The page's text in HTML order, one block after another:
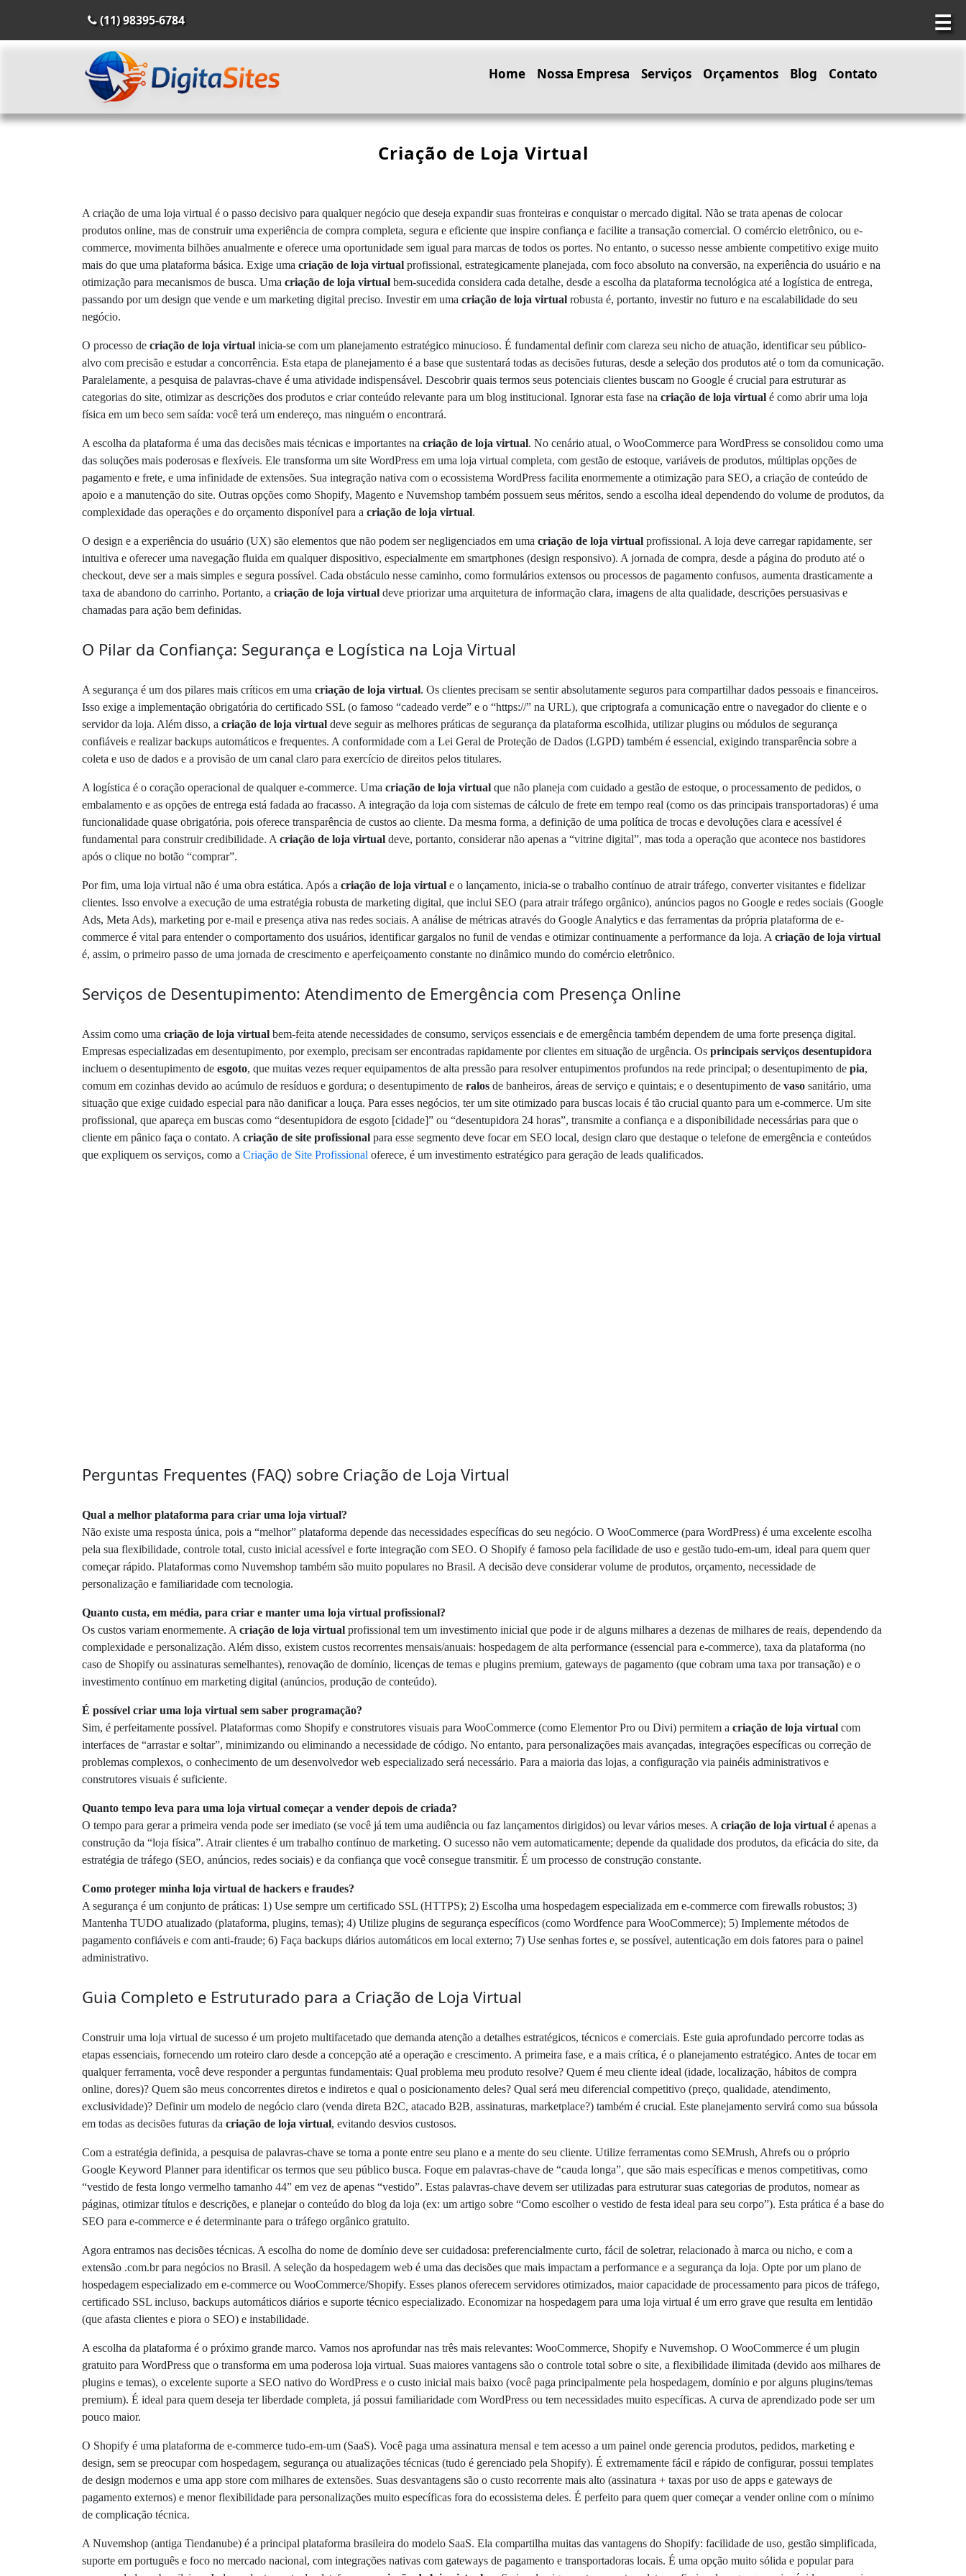
☰
(11) 98395-6784
Home Nossa Empresa Serviços Orçamentos Blog Contato
Criação de Loja Virtual
A criação de uma loja virtual é o passo decisivo para qualquer negócio que deseja expandir suas fronteiras e conquistar o mercado digital. Não se trata apenas de colocar
produtos online, mas de construir uma experiência de compra completa, segura e eficiente que inspire confiança e facilite a transação comercial. O comércio eletrônico, ou e-
commerce, movimenta bilhões anualmente e oferece uma oportunidade sem igual para marcas de todos os portes. No entanto, o sucesso nesse ambiente competitivo exige muito
mais do que uma plataforma básica. Exige uma criação de loja virtual profissional, estrategicamente planejada, com foco absoluto na conversão, na experiência do usuário e na
otimização para mecanismos de busca. Uma criação de loja virtual bem-sucedida considera cada detalhe, desde a escolha da plataforma tecnológica até a logística de entrega,
passando por um design que vende e um marketing digital preciso. Investir em uma criação de loja virtual robusta é, portanto, investir no futuro e na escalabilidade do seu
negócio.
O processo de criação de loja virtual inicia-se com um planejamento estratégico minucioso. É fundamental definir com clareza seu nicho de atuação, identificar seu público-
alvo com precisão e estudar a concorrência. Esta etapa de planejamento é a base que sustentará todas as decisões futuras, desde a seleção dos produtos até o tom da comunicação.
Paralelamente, a pesquisa de palavras-chave é uma atividade indispensável. Descobrir quais termos seus potenciais clientes buscam no Google é crucial para estruturar as
categorias do site, otimizar as descrições dos produtos e criar conteúdo relevante para um blog institucional. Ignorar esta fase na criação de loja virtual é como abrir uma loja
física em um beco sem saída: você terá um endereço, mas ninguém o encontrará.
A escolha da plataforma é uma das decisões mais técnicas e importantes na criação de loja virtual. No cenário atual, o WooCommerce para WordPress se consolidou como uma
das soluções mais poderosas e flexíveis. Ele transforma um site WordPress em uma loja virtual completa, com gestão de estoque, variáveis de produtos, múltiplas opções de
pagamento e frete, e uma infinidade de extensões. Sua integração nativa com o ecossistema WordPress facilita enormemente a otimização para SEO, a criação de conteúdo de
apoio e a manutenção do site. Outras opções como Shopify, Magento e Nuvemshop também possuem seus méritos, sendo a escolha ideal dependendo do volume de produtos, da
complexidade das operações e do orçamento disponível para a criação de loja virtual.
O design e a experiência do usuário (UX) são elementos que não podem ser negligenciados em uma criação de loja virtual profissional. A loja deve carregar rapidamente, ser
intuitiva e oferecer uma navegação fluida em qualquer dispositivo, especialmente em smartphones (design responsivo). A jornada de compra, desde a página do produto até o
checkout, deve ser a mais simples e segura possível. Cada obstáculo nesse caminho, como formulários extensos ou processos de pagamento confusos, aumenta drasticamente a
taxa de abandono do carrinho. Portanto, a criação de loja virtual deve priorizar uma arquitetura de informação clara, imagens de alta qualidade, descrições persuasivas e
chamadas para ação bem definidas.
O Pilar da Confiança: Segurança e Logística na Loja Virtual
A segurança é um dos pilares mais críticos em uma criação de loja virtual. Os clientes precisam se sentir absolutamente seguros para compartilhar dados pessoais e financeiros.
Isso exige a implementação obrigatória do certificado SSL (o famoso “cadeado verde” e o “https://” na URL), que criptografa a comunicação entre o navegador do cliente e o
servidor da loja. Além disso, a criação de loja virtual deve seguir as melhores práticas de segurança da plataforma escolhida, utilizar plugins ou módulos de segurança
confiáveis e realizar backups automáticos e frequentes. A conformidade com a Lei Geral de Proteção de Dados (LGPD) também é essencial, exigindo transparência sobre a
coleta e uso de dados e a provisão de um canal claro para exercício de direitos pelos titulares.
A logística é o coração operacional de qualquer e-commerce. Uma criação de loja virtual que não planeja com cuidado a gestão de estoque, o processamento de pedidos, o
embalamento e as opções de entrega está fadada ao fracasso. A integração da loja com sistemas de cálculo de frete em tempo real (como os das principais transportadoras) é uma
funcionalidade quase obrigatória, pois oferece transparência de custos ao cliente. Da mesma forma, a definição de uma política de trocas e devoluções clara e acessível é
fundamental para construir credibilidade. A criação de loja virtual deve, portanto, considerar não apenas a “vitrine digital”, mas toda a operação que acontece nos bastidores
após o clique no botão “comprar”.
Por fim, uma loja virtual não é uma obra estática. Após a criação de loja virtual e o lançamento, inicia-se o trabalho contínuo de atrair tráfego, converter visitantes e fidelizar
clientes. Isso envolve a execução de uma estratégia robusta de marketing digital, que inclui SEO (para atrair tráfego orgânico), anúncios pagos no Google e redes sociais (Google
Ads, Meta Ads), marketing por e-mail e presença ativa nas redes sociais. A análise de métricas através do Google Analytics e das ferramentas da própria plataforma de e-
commerce é vital para entender o comportamento dos usuários, identificar gargalos no funil de vendas e otimizar continuamente a performance da loja. A criação de loja virtual
é, assim, o primeiro passo de uma jornada de crescimento e aperfeiçoamento constante no dinâmico mundo do comércio eletrônico.
Serviços de Desentupimento: Atendimento de Emergência com Presença Online
Assim como uma criação de loja virtual bem-feita atende necessidades de consumo, serviços essenciais e de emergência também dependem de uma forte presença digital.
Empresas especializadas em desentupimento, por exemplo, precisam ser encontradas rapidamente por clientes em situação de urgência. Os principais serviços desentupidora
incluem o desentupimento de esgoto, que muitas vezes requer equipamentos de alta pressão para resolver entupimentos profundos na rede principal; o desentupimento de pia,
comum em cozinhas devido ao acúmulo de resíduos e gordura; o desentupimento de ralos de banheiros, áreas de serviço e quintais; e o desentupimento de vaso sanitário, uma
situação que exige cuidado especial para não danificar a louça. Para esses negócios, ter um site otimizado para buscas locais é tão crucial quanto para um e-commerce. Um site
profissional, que apareça em buscas como “desentupidora de esgoto [cidade]” ou “desentupidora 24 horas”, transmite a confiança e a disponibilidade necessárias para que o
cliente em pânico faça o contato. A criação de site profissional para esse segmento deve focar em SEO local, design claro que destaque o telefone de emergência e conteúdos
que expliquem os serviços, como a Criação de Site Profissional oferece, é um investimento estratégico para geração de leads qualificados.
Perguntas Frequentes (FAQ) sobre Criação de Loja Virtual
Qual a melhor plataforma para criar uma loja virtual?
Não existe uma resposta única, pois a “melhor” plataforma depende das necessidades específicas do seu negócio. O WooCommerce (para WordPress) é uma excelente escolha
pela sua flexibilidade, controle total, custo inicial acessível e forte integração com SEO. O Shopify é famoso pela facilidade de uso e gestão tudo-em-um, ideal para quem quer
começar rápido. Plataformas como Nuvemshop também são muito populares no Brasil. A decisão deve considerar volume de produtos, orçamento, necessidade de
personalização e familiaridade com tecnologia.
Quanto custa, em média, para criar e manter uma loja virtual profissional?
Os custos variam enormemente. A criação de loja virtual profissional tem um investimento inicial que pode ir de alguns milhares a dezenas de milhares de reais, dependendo da
complexidade e personalização. Além disso, existem custos recorrentes mensais/anuais: hospedagem de alta performance (essencial para e-commerce), taxa da plataforma (no
caso de Shopify ou assinaturas semelhantes), renovação de domínio, licenças de temas e plugins premium, gateways de pagamento (que cobram uma taxa por transação) e o
investimento contínuo em marketing digital (anúncios, produção de conteúdo).
É possível criar uma loja virtual sem saber programação?
Sim, é perfeitamente possível. Plataformas como Shopify e construtores visuais para WooCommerce (como Elementor Pro ou Divi) permitem a criação de loja virtual com
interfaces de “arrastar e soltar”, minimizando ou eliminando a necessidade de código. No entanto, para personalizações mais avançadas, integrações específicas ou correção de
problemas complexos, o conhecimento de um desenvolvedor web especializado será necessário. Para a maioria das lojas, a configuração via painéis administrativos e
construtores visuais é suficiente.
Quanto tempo leva para uma loja virtual começar a vender depois de criada?
O tempo para gerar a primeira venda pode ser imediato (se você já tem uma audiência ou faz lançamentos dirigidos) ou levar vários meses. A criação de loja virtual é apenas a
construção da “loja física”. Atrair clientes é um trabalho contínuo de marketing. O sucesso não vem automaticamente; depende da qualidade dos produtos, da eficácia do site, da
estratégia de tráfego (SEO, anúncios, redes sociais) e da confiança que você consegue transmitir. É um processo de construção constante.
Como proteger minha loja virtual de hackers e fraudes?
A segurança é um conjunto de práticas: 1) Use sempre um certificado SSL (HTTPS); 2) Escolha uma hospedagem especializada em e-commerce com firewalls robustos; 3)
Mantenha TUDO atualizado (plataforma, plugins, temas); 4) Utilize plugins de segurança específicos (como Wordfence para WooCommerce); 5) Implemente métodos de
pagamento confiáveis e com anti-fraude; 6) Faça backups diários automáticos em local externo; 7) Use senhas fortes e, se possível, autenticação em dois fatores para o painel
administrativo.
Guia Completo e Estruturado para a Criação de Loja Virtual
Construir uma loja virtual de sucesso é um projeto multifacetado que demanda atenção a detalhes estratégicos, técnicos e comerciais. Este guia aprofundado percorre todas as
etapas essenciais, fornecendo um roteiro claro desde a concepção até a operação e crescimento. A primeira fase, e a mais crítica, é o planejamento estratégico. Antes de tocar em
qualquer ferramenta, você deve responder a perguntas fundamentais: Qual problema meu produto resolve? Quem é meu cliente ideal (idade, localização, hábitos de compra
online, dores)? Quem são meus concorrentes diretos e indiretos e qual o posicionamento deles? Qual será meu diferencial competitivo (preço, qualidade, atendimento,
exclusividade)? Definir um modelo de negócio claro (venda direta B2C, atacado B2B, assinaturas, marketplace?) também é crucial. Este planejamento servirá como sua bússola
em todas as decisões futuras da criação de loja virtual, evitando desvios custosos.
Com a estratégia definida, a pesquisa de palavras-chave se torna a ponte entre seu plano e a mente do seu cliente. Utilize ferramentas como SEMrush, Ahrefs ou o próprio
Google Keyword Planner para identificar os termos que seu público busca. Foque em palavras-chave de “cauda longa”, que são mais específicas e menos competitivas, como
“vestido de festa longo vermelho tamanho 44” em vez de apenas “vestido”. Estas palavras-chave devem ser utilizadas para estruturar suas categorias de produtos, nomear as
páginas, otimizar títulos e descrições, e planejar o conteúdo do blog da loja (ex: um artigo sobre “Como escolher o vestido de festa ideal para seu corpo”). Esta prática é a base do
SEO para e-commerce e é determinante para o tráfego orgânico gratuito.
Agora entramos nas decisões técnicas. A escolha do nome de domínio deve ser cuidadosa: preferencialmente curto, fácil de soletrar, relacionado à marca ou nicho, e com a
extensão .com.br para negócios no Brasil. A seleção da hospedagem web é uma das decisões que mais impactam a performance e a segurança da loja. Opte por um plano de
hospedagem especializado em e-commerce ou WooCommerce/Shopify. Esses planos oferecem servidores otimizados, maior capacidade de processamento para picos de tráfego,
certificado SSL incluso, backups automáticos diários e suporte técnico especializado. Economizar na hospedagem para uma loja virtual é um erro grave que resulta em lentidão
(que afasta clientes e piora o SEO) e instabilidade.
A escolha da plataforma é o próximo grande marco. Vamos nos aprofundar nas três mais relevantes: WooCommerce, Shopify e Nuvemshop. O WooCommerce é um plugin
gratuito para WordPress que o transforma em uma poderosa loja virtual. Suas maiores vantagens são o controle total sobre o site, a flexibilidade ilimitada (devido aos milhares de
plugins e temas), o excelente suporte a SEO nativo do WordPress e o custo inicial mais baixo (você paga principalmente pela hospedagem, domínio e por alguns plugins/temas
premium). É ideal para quem deseja ter liberdade completa, já possui familiaridade com WordPress ou tem necessidades muito específicas. A curva de aprendizado pode ser um
pouco maior.
O Shopify é uma plataforma de e-commerce tudo-em-um (SaaS). Você paga uma assinatura mensal e tem acesso a um painel onde gerencia produtos, pedidos, marketing e
design, sem se preocupar com hospedagem, segurança ou atualizações técnicas (tudo é gerenciado pela Shopify). É extremamente fácil e rápido de configurar, possui templates
de design modernos e uma app store com milhares de extensões. Suas desvantagens são o custo recorrente mais alto (assinatura + taxas por uso de apps e gateways de
pagamento externos) e menor flexibilidade para personalizações muito específicas fora do ecossistema deles. É perfeito para quem quer começar a vender online com o mínimo
de complicação técnica.
A Nuvemshop (antiga Tiendanube) é a principal plataforma brasileira do modelo SaaS. Ela compartilha muitas das vantagens do Shopify: facilidade de uso, gestão simplificada,
suporte em português e foco no mercado nacional, com integrações nativas com gateways de pagamento e transportadoras locais. É uma opção muito sólida e popular para